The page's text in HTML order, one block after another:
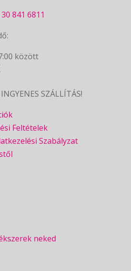
841 6811
között
SZÁLLÍTÁS!
Feltételek
Szabályzat
neked